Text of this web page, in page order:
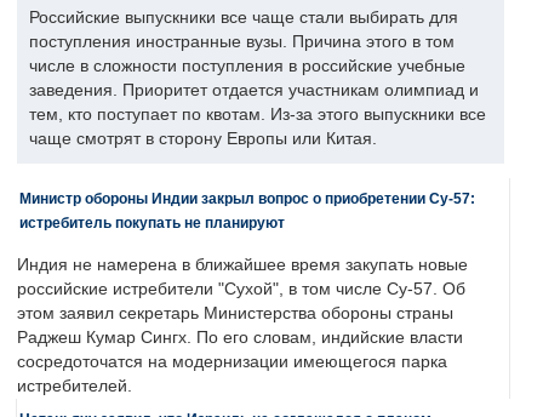
Российские выпускники все чаще стали выбирать для
поступления иностранные вузы. Причина этого в том
числе в сложности поступления в российские учебные
заведения. Приоритет отдается участникам олимпиад и
тем, кто поступает по квотам. Из-за этого выпускники все
чаще смотрят в сторону Европы или Китая.
Министр обороны Индии закрыл вопрос о приобретении Су-57:
истребитель покупать не планируют
Индия не намерена в ближайшее время закупать новые
российские истребители "Сухой", в том числе Су-57. Об
этом заявил секретарь Министерства обороны страны
Раджеш Кумар Сингх. По его словам, индийские власти
сосредоточатся на модернизации имеющегося парка
истребителей.